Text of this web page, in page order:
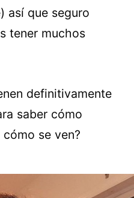
así que seguro
tener muchos
definitivamente
saber cómo
se ven?